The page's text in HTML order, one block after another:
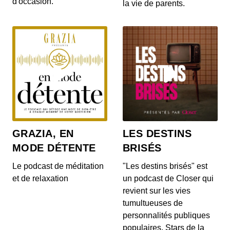
Le morceau était tellement gros (et on était
tellement bavards) qu'on l'a coupé en deux, voici
en...
🔒 Retro Dash #14 : spécial Lucas Arts
Partie 1
00:20:37 - IL Y A 6 ANS
Attention mesdames et messieurs, dans un
instant, ça va commencer ! Pour ce Rétro Dash
00:20:37 - IL Y A 6 ANS
🔒 Retro Dash #13 : Treasure
la vie de parents.
GRAZIA, EN
MODE DÉTENTE
Le podcast de méditation
et de relaxation
LES DESTINS
BRISÉS
"Les destins brisés" est
un podcast de Closer qui
revient sur les vies
tumultueuses de
personnalités publiques
populaires. Stars de la